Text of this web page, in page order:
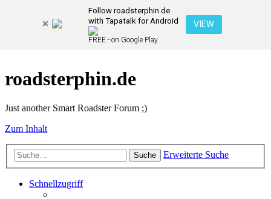
Follow roadsterphin.de
with Tapatalk for Android
FREE - on Google Play
VIEW
roadsterphin.de
Just another Smart Roadster Forum ;)
Zum Inhalt
Suche Erweiterte Suche
Schnellzugriff